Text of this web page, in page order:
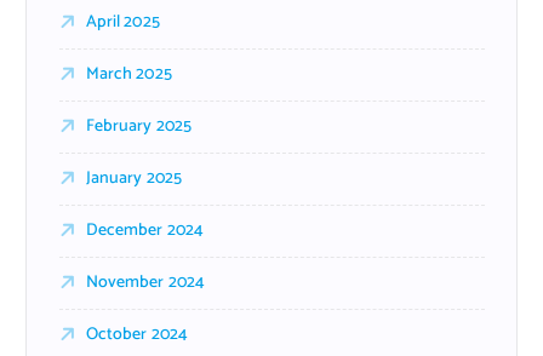
April 2025
March 2025
February 2025
January 2025
December 2024
November 2024
October 2024